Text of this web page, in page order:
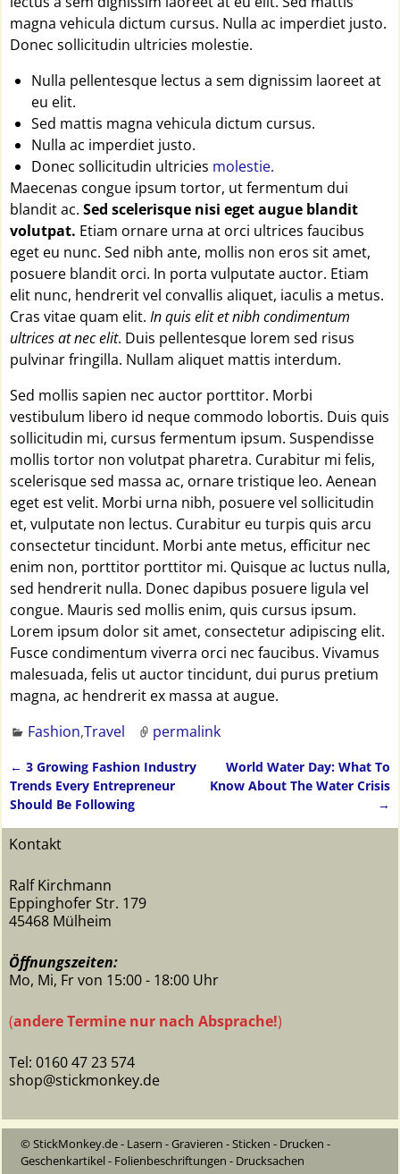
magna vehicula dictum cursus. Nulla ac imperdiet justo.
Donec sollicitudin ultricies molestie.
Nulla pellentesque lectus a sem dignissim laoreet at
eu elit.
Sed mattis magna vehicula dictum cursus.
Nulla ac imperdiet justo.
Donec sollicitudin ultricies molestie.
Maecenas congue ipsum tortor, ut fermentum dui
blandit ac. Sed scelerisque nisi eget augue blandit
volutpat. Etiam ornare urna at orci ultrices faucibus
eget eu nunc. Sed nibh ante, mollis non eros sit amet,
posuere blandit orci. In porta vulputate auctor. Etiam
elit nunc, hendrerit vel convallis aliquet, iaculis a metus.
Cras vitae quam elit. In quis elit et nibh condimentum
ultrices at nec elit. Duis pellentesque lorem sed risus
pulvinar fringilla. Nullam aliquet mattis interdum.
Sed mollis sapien nec auctor porttitor. Morbi
vestibulum libero id neque commodo lobortis. Duis quis
sollicitudin mi, cursus fermentum ipsum. Suspendisse
mollis tortor non volutpat pharetra. Curabitur mi felis,
scelerisque sed massa ac, ornare tristique leo. Aenean
eget est velit. Morbi urna nibh, posuere vel sollicitudin
et, vulputate non lectus. Curabitur eu turpis quis arcu
consectetur tincidunt. Morbi ante metus, efficitur nec
enim non, porttitor porttitor mi. Quisque ac luctus nulla,
sed hendrerit nulla. Donec dapibus posuere ligula vel
congue. Mauris sed mollis enim, quis cursus ipsum.
Lorem ipsum dolor sit amet, consectetur adipiscing elit.
Fusce condimentum viverra orci nec faucibus. Vivamus
malesuada, felis ut auctor tincidunt, dui purus pretium
magna, ac hendrerit ex massa at augue.
Fashion,Travel permalink
Artikelnavigation
← 3 Growing Fashion Industry
Trends Every Entrepreneur
Should Be Following
World Water Day: What To
Know About The Water Crisis
→
Kontakt
Ralf Kirchmann
Eppinghofer Str. 179
45468 Mülheim
Öffnungszeiten:
Mo, Mi, Fr von 15:00 - 18:00 Uhr
(andere Termine nur nach Absprache!)
Tel: 0160 47 23 574
shop@stickmonkey.de
© StickMonkey.de - Lasern - Gravieren - Sticken - Drucken -
Geschenkartikel - Folienbeschriftungen - Drucksachen